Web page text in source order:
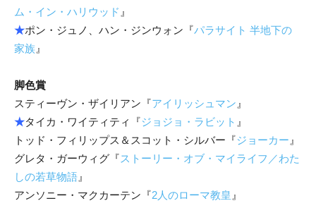
ム・イン・ハリウッド 』
★ポン・ジュノ、ハン・ジンウォン『パラサイト 半地下の
家族 』
脚色賞
スティーヴン・ザイリアン『アイリッシュマン 』
★タイカ・ワイティティ『ジョジョ・ラビット 』
トッド・フィリップス＆スコット・シルバー『ジョーカー 』
グレタ・ガーウィグ『ストーリー・オブ・マイライフ／わた
しの若草物語 』
アンソニー・マクカーテン『2人のローマ教皇 』